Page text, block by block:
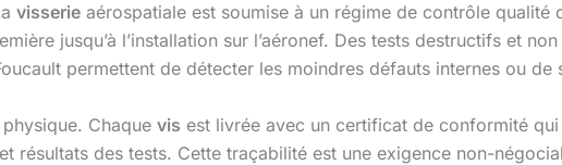
visserie aérospatiale est soumise à un régime de contrôle qualité
jusqu’à l’installation sur l’aéronef. Des tests destructifs et
permettent de détecter les moindres défauts internes ou
Chaque vis est livrée avec un certificat de conformité
résultats des tests. Cette traçabilité est une exigence non-